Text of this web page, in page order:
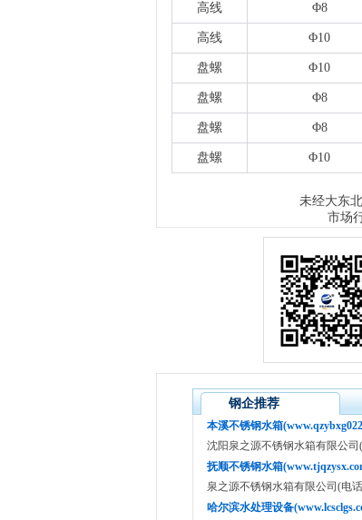
高线 Φ8
高线 Φ10
盘螺 Φ10
盘螺 Φ8
盘螺 Φ8
盘螺 Φ10
未经大东
市场
钢企推荐
本溪不锈钢水箱
沈阳泉之源不锈钢水箱有限公司(
抚顺不锈钢水箱
泉之源不锈钢水箱有限公司(电话
哈尔滨水处理设备